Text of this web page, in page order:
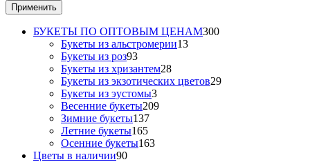
Применить
БУКЕТЫ ПО ОПТОВЫМ ЦЕНАМ300300
Букеты из альстромерии1313
Букеты из роз9393
товара
Букеты из хризантем2828
товаров
Букеты из экзотических цветов2929
Букеты из эустомы33
товара
Весенние букеты209209
Зимние букеты137137
Летние букеты165165
товаров
Осенние букеты163163
Цветы в наличии9090